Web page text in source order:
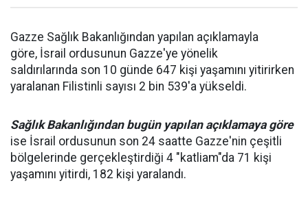
Gazze Sağlık Bakanlığından yapılan açıklamayla
göre, İsrail ordusunun Gazze'ye yönelik
saldırılarında son 10 günde 647 kişi yaşamını yitirirken
yaralanan Filistinli sayısı 2 bin 539'a yükseldi.
Sağlık Bakanlığından bugün yapılan açıklamaya göre
ise İsrail ordusunun son 24 saatte Gazze'nin çeşitli
bölgelerinde gerçekleştirdiği 4 "katliam"da 71 kişi
yaşamını yitirdi, 182 kişi yaralandı.